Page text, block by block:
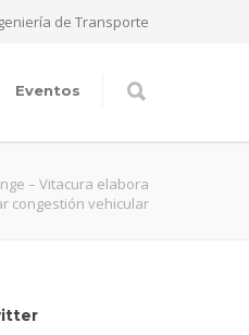
de Transporte
Eventos
– Vitacura elabora
congestión vehicular